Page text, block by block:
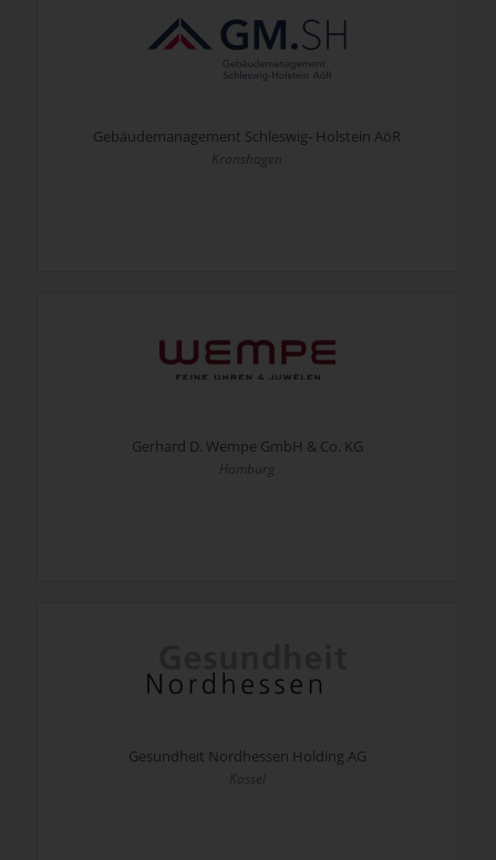
Gebäudemanagement Schleswig- Holstein AöR
Kronshagen
Gerhard D. Wempe GmbH & Co. KG
Hamburg
Gesundheit Nordhessen Holding AG
Kassel